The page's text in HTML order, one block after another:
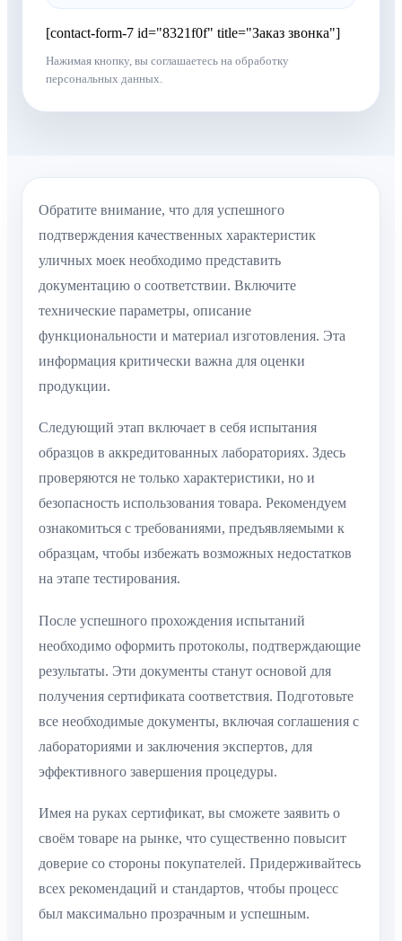
[contact-form-7 id="8321f0f" title="Заказ звонка"]
Нажимая кнопку, вы соглашаетесь на обработку
персональных данных.
Обратите внимание, что для успешного
подтверждения качественных характеристик
уличных моек необходимо представить
документацию о соответствии. Включите
технические параметры, описание
функциональности и материал изготовления. Эта
информация критически важна для оценки
продукции.
Следующий этап включает в себя испытания
образцов в аккредитованных лабораториях. Здесь
проверяются не только характеристики, но и
безопасность использования товара. Рекомендуем
ознакомиться с требованиями, предъявляемыми к
образцам, чтобы избежать возможных недостатков
на этапе тестирования.
После успешного прохождения испытаний
необходимо оформить протоколы, подтверждающие
результаты. Эти документы станут основой для
получения сертификата соответствия. Подготовьте
все необходимые документы, включая соглашения с
лабораториями и заключения экспертов, для
эффективного завершения процедуры.
Имея на руках сертификат, вы сможете заявить о
своём товаре на рынке, что существенно повысит
доверие со стороны покупателей. Придерживайтесь
всех рекомендаций и стандартов, чтобы процесс
был максимально прозрачным и успешным.